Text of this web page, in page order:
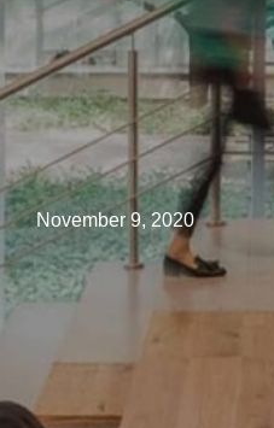
November 9, 2020